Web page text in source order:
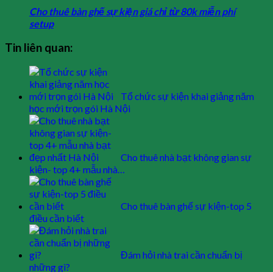
Cho thuê bàn ghế sự kiện giá chỉ từ 80k miễn phí
setup
Tin liên quan:
Tổ chức sự kiện khai giảng năm
học mới trọn gói Hà Nội
Cho thuê nhà bạt không gian sự
kiện- top 4+ mẫu nhà…
Cho thuê bàn ghế sự kiện-top 5
điều cần biết
Đám hỏi nhà trai cần chuẩn bị
những gì?